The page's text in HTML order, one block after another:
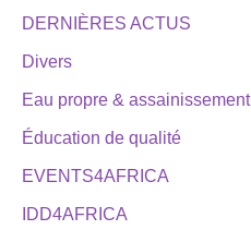
DERNIÈRES ACTUS
Divers
Eau propre & assainissement
Éducation de qualité
EVENTS4AFRICA
IDD4AFRICA